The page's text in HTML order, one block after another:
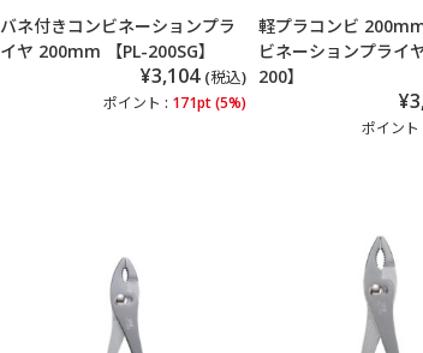
バネ付きコンビネーションプラ
イヤ 200mm 【PL-200SG】
¥3,104 (税込)
ポイント : 171pt (5%)
軽プラコンビ
ビネーションプライ
200】
ポイント